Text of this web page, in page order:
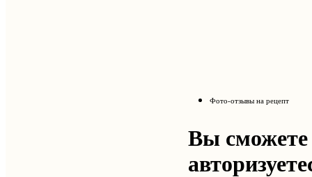
Фото-отзывы на рецепт
Вы сможете